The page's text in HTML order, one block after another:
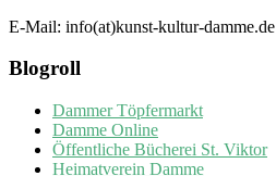
E-Mail: info(at)kunst-kultur-damme.de
Blogroll
Dammer Töpfermarkt
Damme Online
Öffentliche Bücherei St. Viktor
Heimatverein Damme